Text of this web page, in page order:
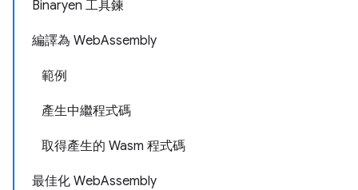
Binaryen 工具鍊
編譯為 WebAssembly
範例
產生中繼程式碼
取得產生的 Wasm 程式碼
最佳化 WebAssembly